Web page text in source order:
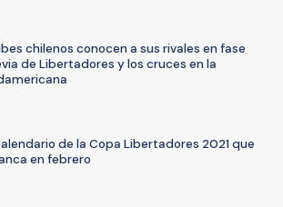
chilenos conocen a sus rivales en fase
de Libertadores y los cruces en la
de la Copa Libertadores 2021 que
en febrero